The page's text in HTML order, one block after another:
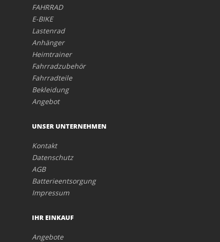
FAHRRAD
E-BIKE
Lastenrad
Anhänger
Heimtrainer
Fahrradzubehör
Fahrradteile
Bekleidung
Angebot
UNSER UNTERNEHMEN
Kontakt
Datenschutz
AGB
Batterieentsorgung
Impressum
IHR EINKAUF
Angebote